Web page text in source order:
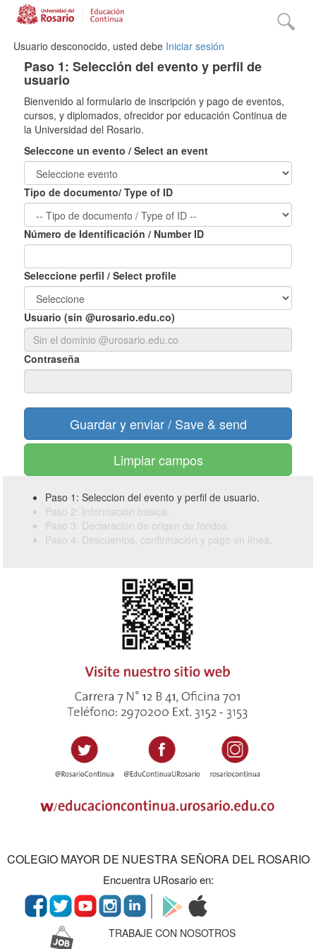
Usuario desconocido, usted debe Iniciar sesión
Paso 1: Selección del evento y perfil de
usuario
Bienvenido al formulario de inscripción y pago de eventos,
cursos, y diplomados, ofrecidor por educación Continua de
la Universidad del Rosario.
Seleccone un evento / Select an event
Tipo de documento/ Type of ID
Número de Identificación / Number ID
Seleccione perfil / Select profile
Usuario (sin @urosario.edu.co)
Contraseña
Limpiar campos
Paso 1: Seleccion del evento y perfil de usuario.
Paso 2: Información básica.
Paso 3: Declaración de origen de fondos.
Paso 4: Descuentos, confirmación y pago en línea.
COLEGIO MAYOR DE NUESTRA SEÑORA DEL ROSARIO
Encuentra URosario en:
TRABAJE CON NOSOTROS